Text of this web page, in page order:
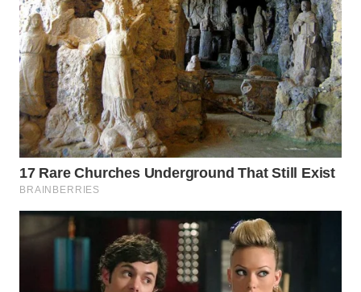
SUMEDANG
WN
CIANJUR
WN
KEPULAUAN
SERIBU
WN
TANGERANG